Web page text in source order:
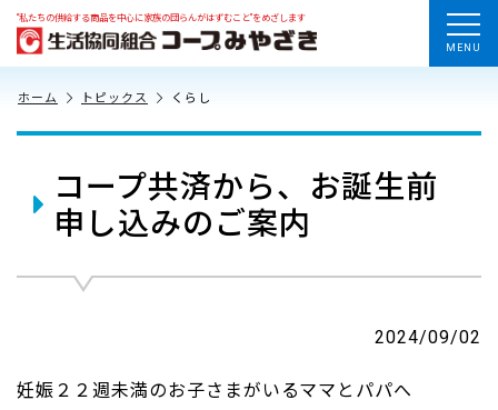
“私たちの供給する商品を中心に家族の団らんがはずむこと”をめざします
MENU
ホーム トピックス くらし
コープ共済から、お誕生前
申し込みのご案内
2024/09/02
妊娠２２週未満のお子さまがいるママとパパへ